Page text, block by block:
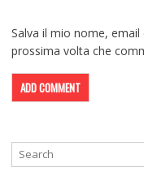
Salva il mio nome,
prossima volta che